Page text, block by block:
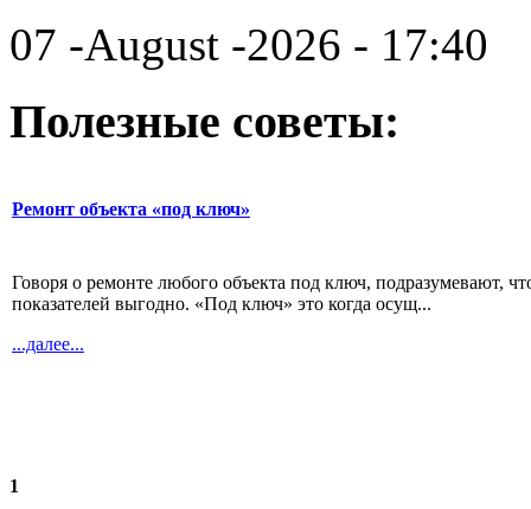
07 -August -2026 - 17:40
Полезные советы:
Ремонт объекта «под ключ»
Говоря о ремонте любого объекта под ключ, подразумевают,
показателей выгодно. «Под ключ» это когда осущ...
...далее...
1